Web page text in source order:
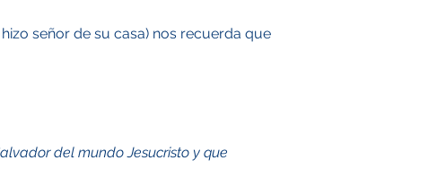
señor de su casa) nos recuerda que
del mundo Jesucristo y que